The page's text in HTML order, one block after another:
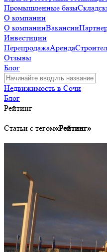
Промышленные базы
О компании
О компанииВакансии
Инвестиции
ПерепродажаАренда
Отзывы
Блог
Недвижимость в Сочи
Блог
Рейтинг
Статьи с тегом«Рейтинг»